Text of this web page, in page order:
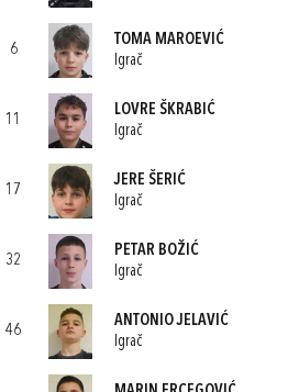
6
TOMA MAROEVIĆ
Igrač
11
LOVRE ŠKRABIĆ
Igrač
17
JERE ŠERIĆ
Igrač
32
PETAR BOŽIĆ
Igrač
46
ANTONIO JELAVIĆ
Igrač